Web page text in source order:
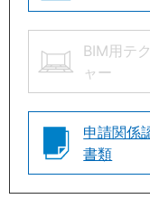
BIM用テ
ャー
申請関係
書類